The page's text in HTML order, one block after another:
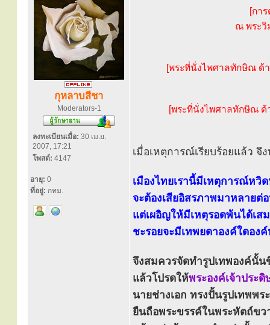
กุหลาบสีชา
Moderators-1
ลงทะเบียนเมื่อ: 30 เม.ย.
2007, 17:21
โพสต์: 4147
อายุ: 0
ที่อยู่: กทม.
[กา
ณ พระวิ
[พระที่นั่งไพศาลทักษิณ ด้
[พระที่นั่งไพศาลทักษิณ ด้
เมื่อเหตุการณ์เรียบร้อยแล้ว จึ
เมืองไทยเรานี้มีเหตุการณ์หวิ
จะต้องเสียอิสรภาพมาหลายต่
แต่เผอิญให้มีเหตุรอดพ้นได้เส
ชะรอยจะมีเทพยดาองค์ใดอ
จึงสมควรจัดทำรูปเทพองค์นั้
แล้วโปรดให้พระองค์เจ้าประ
นายช่างเอก ทรงปั้นรูปเทพพร
ยืนถือพระขรรค์ในพระหัตถ์ข